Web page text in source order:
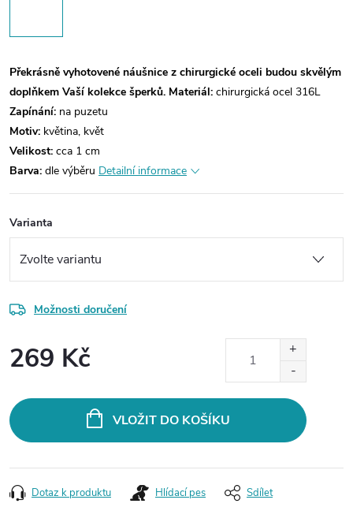
Překrásně vyhotovené náušnice z chirurgické oceli budou skvělým
doplňkem Vaší kolekce šperků. Materiál: chirurgická ocel 316L
Zapínání: na puzetu
Motiv: květina, květ
Velikost: cca 1 cm
Barva: dle výběru Detailní informace
Varianta
Možnosti doručení
269 Kč
VLOŽIT DO KOŠÍKU
Dotaz k produktu Hlídací pes Sdílet